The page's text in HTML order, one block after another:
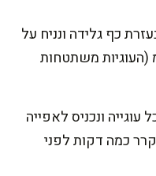
כף גלידה ונניח על
במרווחים של כ-5 ס"מ (העוגיות משתטחות
ונכניס לאפייה
כמה דקות לפני